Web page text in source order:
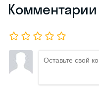
Комментарии